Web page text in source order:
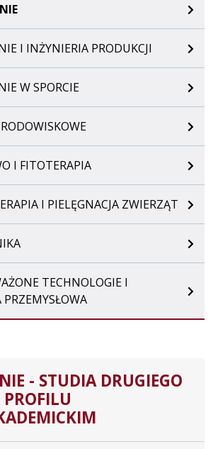
I INŻYNIERIA PRODUKCJI
W SPORCIE
I FITOTERAPIA
I PIELĘGNACJA ZWIERZĄT
TECHNOLOGIE I
- STUDIA DRUGIEGO